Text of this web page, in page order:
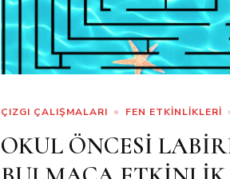
ÇIZGI ÇALIŞMALARI FEN ETKİNLİKLERİ
OKUL ÖNCESİ